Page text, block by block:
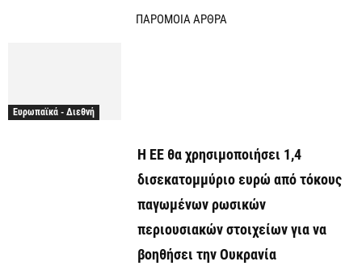
ΠΑΡΟΜΟΙΑ ΑΡΘΡΑ
Ευρωπαϊκά - Διεθνή
Η ΕΕ θα χρησιμοποιήσει 1,4
δισεκατομμύριο ευρώ από τόκους
παγωμένων ρωσικών
περιουσιακών στοιχείων για να
βοηθήσει την Ουκρανία